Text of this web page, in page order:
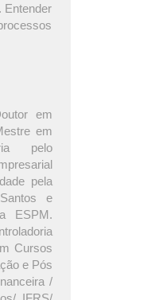
Entender
em
em
pelo
pela
e
ESPM.
Cursos
e Pós
/